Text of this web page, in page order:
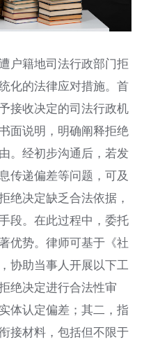
户籍地司法行政部门拒
化的法律应对措施。首
接收决定的司法行政机
面说明，明确阐释拒绝
。经初步沟通后，若发
传递偏差等问题，可及
绝决定缺乏合法依据，
段。在此过程中，委托
优势。律师可基于《社
协助当事人开展以下工
绝决定进行合法性审
体认定偏差；其二，指
接材料，包括但不限于